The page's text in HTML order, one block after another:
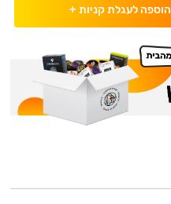
הוספה לעגלת קניות +